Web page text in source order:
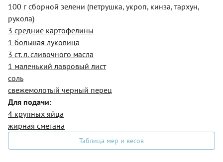
100 г сборной зелени (петрушка, укроп, кинза, тархун,
рукола)
3 средние картофелины
1 большая луковица
3 ст. л. сливочного масла
1 маленький лавровый лист
соль
свежемолотый черный перец
Для подачи:
4 крупных яйца
жирная сметана
Таблица мер и весов